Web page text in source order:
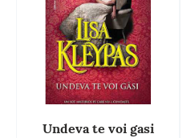
Undeva te voi gasi